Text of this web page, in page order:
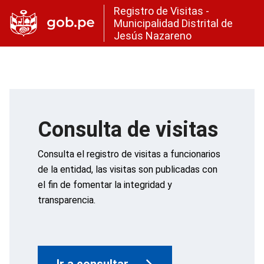
Registro de Visitas -
Municipalidad Distrital de
Jesús Nazareno
Consulta de visitas
Consulta el registro de visitas a funcionarios
de la entidad, las visitas son publicadas con
el fin de fomentar la integridad y
transparencia.